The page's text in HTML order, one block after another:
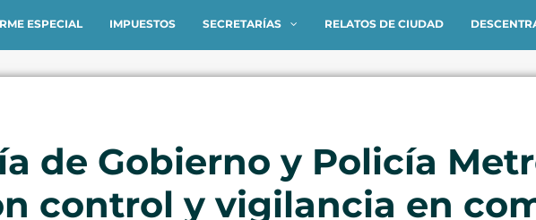
ESPECIAL IMPUESTOS SECRETARÍAS RELATOS DE CIUDAD
de Gobierno y Policía
control y vigilancia en